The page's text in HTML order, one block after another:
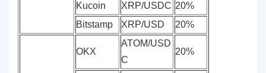
Kucoin
XRP/USDC 20%
Bitstamp
XRP/USD 20%
OKX
ATOM/USD
C
20%